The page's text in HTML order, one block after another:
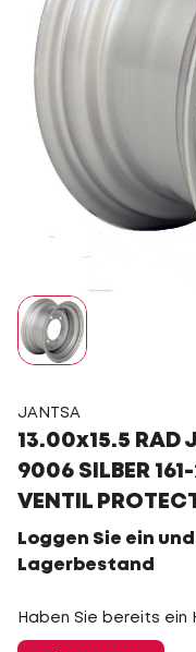
JANTSA
13.00x15.5 RAD
9006 SILBER
VENTIL
Loggen Sie ein
Lagerbestand
Haben Sie bereits ein